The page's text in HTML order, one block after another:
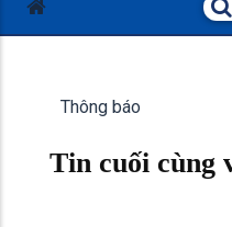
Thông báo
Tin cuối cùng